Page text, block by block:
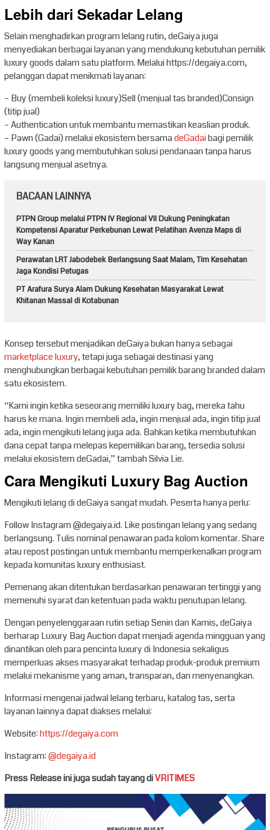
Lebih dari Sekadar Lelang
Selain menghadirkan program lelang rutin, deGaiya juga
menyediakan berbagai layanan yang mendukung kebutuhan pemilik
luxury goods dalam satu platform. Melalui https://degaiya.com,
pelanggan dapat menikmati layanan:
– Buy (membeli koleksi luxury)Sell (menjual tas branded)Consign
(titip jual)
– Authentication untuk membantu memastikan keaslian produk.
– Pawn (Gadai) melalui ekosistem bersamadeGadaibagi pemilik
luxury goods yang membutuhkan solusi pendanaan tanpa harus
langsung menjual asetnya.
BACAAN LAINNYA
PTPN Group melalui PTPN IV Regional VII Dukung Peningkatan
Kompetensi Aparatur Perkebunan Lewat Pelatihan Avenza Maps di
Way Kanan
Perawatan LRT Jabodebek Berlangsung Saat Malam, Tim Kesehatan
Jaga Kondisi Petugas
PT Arafura Surya Alam Dukung Kesehatan Masyarakat Lewat
Khitanan Massal di Kotabunan
Konsep tersebut menjadikan deGaiya bukan hanya sebagai
marketplace luxury, tetapi juga sebagai destinasi yang
menghubungkan berbagai kebutuhan pemilik barang branded dalam
satu ekosistem.
“Kami ingin ketika seseorang memiliki luxury bag, mereka tahu
harus ke mana. Ingin membeli ada, ingin menjual ada, ingin titip jual
ada, ingin mengikuti lelang juga ada. Bahkan ketika membutuhkan
dana cepat tanpa melepas kepemilikan barang, tersedia solusi
melalui ekosistem deGadai,” tambah Silvia Lie.
Cara Mengikuti Luxury Bag Auction
Mengikuti lelang di deGaiya sangat mudah. Peserta hanya perlu:
Follow Instagram @degaiya.id. Like postingan lelang yang sedang
berlangsung. Tulis nominal penawaran pada kolom komentar. Share
atau repost postingan untuk membantu memperkenalkan program
kepada komunitas luxury enthusiast.
Pemenang akan ditentukan berdasarkan penawaran tertinggi yang
memenuhi syarat dan ketentuan pada waktu penutupan lelang.
Dengan penyelenggaraan rutin setiap Senin dan Kamis, deGaiya
berharap Luxury Bag Auction dapat menjadi agenda mingguan yang
dinantikan oleh para pencinta luxury di Indonesia sekaligus
memperluas akses masyarakat terhadap produk-produk premium
melalui mekanisme yang aman, transparan, dan menyenangkan.
Informasi mengenai jadwal lelang terbaru, katalog tas, serta
layanan lainnya dapat diakses melalui:
Website:https://degaiya.com
Instagram:@degaiya.id
Press Release ini juga sudah tayang diVRITIMES